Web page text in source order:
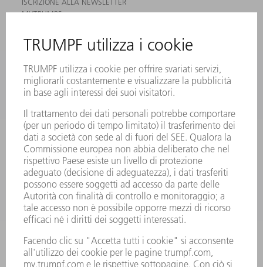
MYTRUMPF
PRODOTTI
MACCHINE & SISTEMI
ELETTRONICA DI POTENZA
MACCHINE UTENSILI ELETTRICHE
SMART FACTORY
SOFTWARE
SERVICES
APPLICAZIONI
SETTORI
L'AZIENDA
CARRIERA
OFFERTE DI LAVORO
PROFILO DELL'AZIENDA
PRESIDENZA
RELAZIONE DI BILANCIO
PRINCIPI AZIENDALI
COMPLIANCE
SISTEMA DI WHISTLEBLOWING
SECURITY